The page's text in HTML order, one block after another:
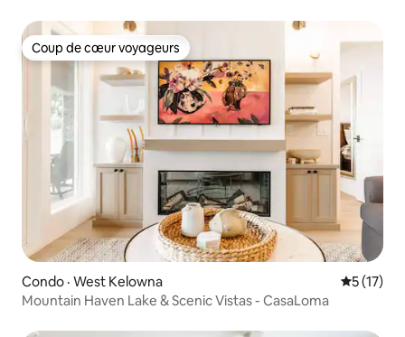
Coup de cœur voyageurs
Coup de cœur voyageurs
Condo · West Kelowna Note
5 (17)
Mountain Haven Lake & Scenic Vistas - CasaLoma